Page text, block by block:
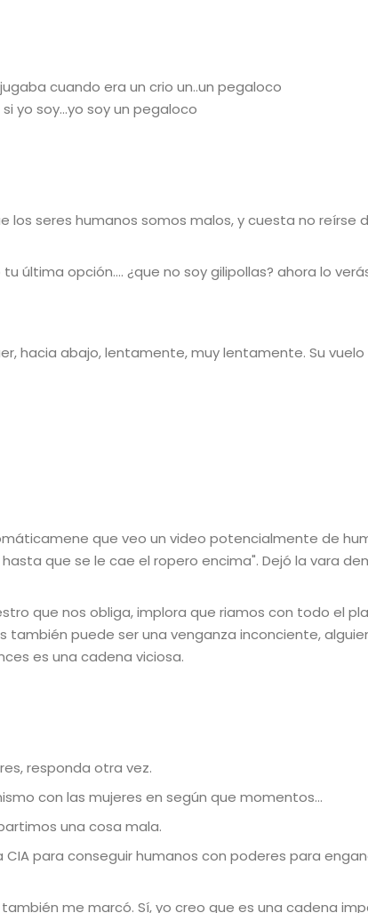
cuando era un crio un..un pegaloco
yo soy…yo soy un pegaloco
los seres humanos somos malos, y cuesta no reírse
última opción…. ¿que no soy gilipollas? ahora lo
hacia abajo, lentamente, muy lentamente. Su
que veo un video potencialmente de
que se le cae el ropero encima". Dejó la vara
que nos obliga, implora que riamos con todo el
también puede ser una venganza inconciente,
es una cadena viciosa.
responda otra vez.
con las mujeres en según que momentos…
una cosa mala.
para conseguir humanos con poderes para
me marcó. Sí, yo creo que es una cadena